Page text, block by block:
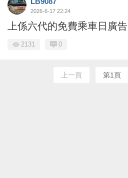
2026-6-17 22:24
上係六代的免費乘車日廣告
2131 0
上一頁 第1頁